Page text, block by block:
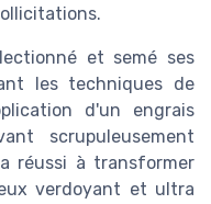
et semé ses
les techniques de
d'un engrais
scrupuleusement
réussi à transformer
verdoyant et ultra